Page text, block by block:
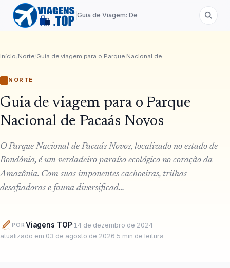
Guia de Viagem: Destinos de A a Z
Início/Norte/ Guia de viagem para o Parque Nacional de Pacaás Novos
NORTE
Guia de viagem para o Parque
Nacional de Pacaás Novos
O Parque Nacional de Pacaás Novos, localizado no estado de
Rondônia, é um verdadeiro paraíso ecológico no coração da
Amazônia. Com suas imponentes cachoeiras, trilhas
desafiadoras e fauna diversificad…
POR Viagens TOP 14 de dezembro de 2024
atualizado em 03 de agosto de 2026 5 min de leitura